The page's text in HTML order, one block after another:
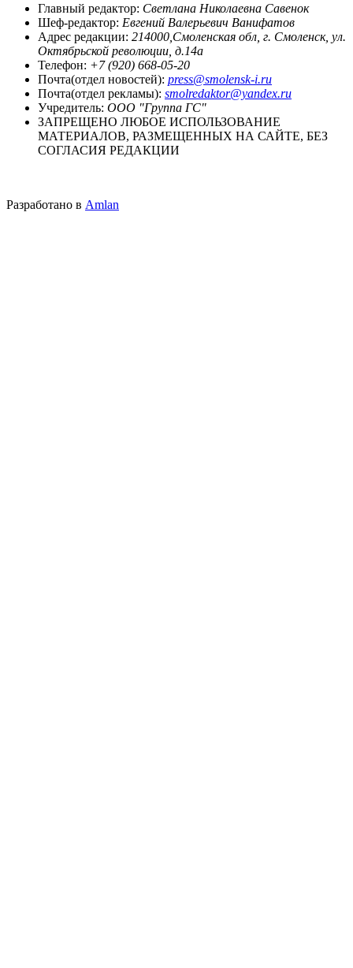
Главный редактор: Светлана Николаевна Савенок
Шеф-редактор: Евгений Валерьевич Ванифатов
Адрес редакции: 214000,Смоленская обл, г. Смоленск, ул.
Октябрьской революции, д.14а
Телефон: +7 (920) 668-05-20
Почта(отдел новостей): press@smolensk-i.ru
Почта(отдел рекламы): smolredaktor@yandex.ru
Учредитель: ООО "Группа ГС"
ЗАПРЕЩЕНО ЛЮБОЕ ИСПОЛЬЗОВАНИЕ
МАТЕРИАЛОВ, РАЗМЕЩЕННЫХ НА САЙТЕ, БЕЗ
СОГЛАСИЯ РЕДАКЦИИ
Разработано в Amlan